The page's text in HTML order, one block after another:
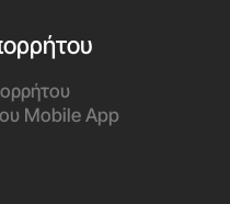
Mobile App